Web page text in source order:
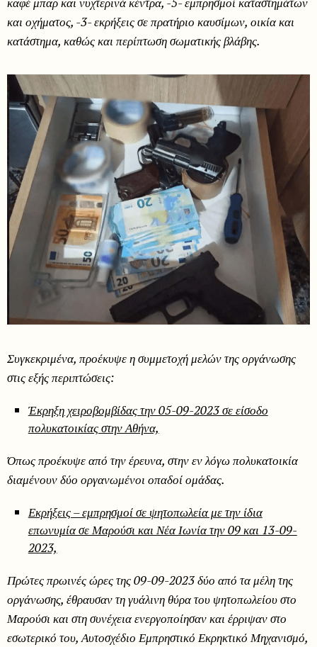
και οχήματος, -3- εκρήξεις σε πρατήριο καυσίμων, οικία και
κατάστημα, καθώς και περίπτωση σωματικής βλάβης.
Συγκεκριμένα, προέκυψε η συμμετοχή μελών της οργάνωσης
στις εξής περιπτώσεις:
Έκρηξη χειροβομβίδας την 05-09-2023 σε είσοδο
πολυκατοικίας στην Αθήνα,
Όπως προέκυψε από την έρευνα, στην εν λόγω πολυκατοικία
διαμένουν δύο οργανωμένοι οπαδοί ομάδας.
Εκρήξεις – εμπρησμοί σε ψητοπωλεία με την ίδια
επωνυμία σε Μαρούσι και Νέα Ιωνία την 09 και 13-09-
2023,
Πρώτες πρωινές ώρες της 09-09-2023 δύο από τα μέλη της
οργάνωσης, έθραυσαν τη γυάλινη θύρα του ψητοπωλείου στο
Μαρούσι και στη συνέχεια ενεργοποίησαν και έρριψαν στο
εσωτερικό του, Αυτοσχέδιο Εμπρηστικό Εκρηκτικό Μηχανισμό,